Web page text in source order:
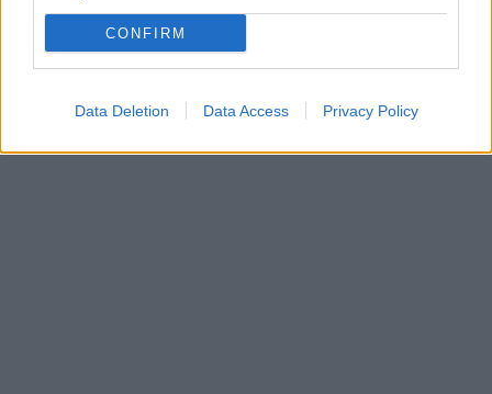
CONFIRM
Data Deletion Data Access Privacy Policy